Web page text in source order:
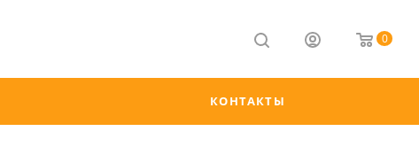
0
КОНТАКТЫ